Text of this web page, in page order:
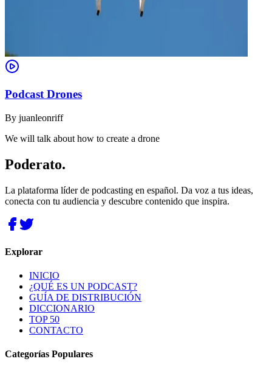
Podcast Drones
By juanleonriff
We will talk about how to create a drone
Poderato.
La plataforma líder de podcasting en español. Da voz a tus ideas,
conecta con tu audiencia y descubre contenido que inspira.
Explorar
INICIO
¿QUÉ ES UN PODCAST?
GUÍA DE DISTRIBUCIÓN
DICCIONARIO
TOP 50
CONTACTO
Categorías Populares